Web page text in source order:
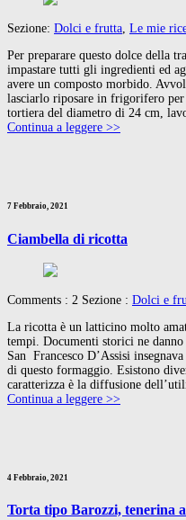
Sezione: Dolci e frutta, Le mie
Per preparare questo dolce della
impastare tutti gli ingredienti ed
avere un composto morbido.
lasciarlo riposare in frigorifero
tortiera del diametro di 24 cm,
Continua a leggere >>
7 Febbraio, 2021
Ciambella di ricotta
Comments : 2 Sezione : Dolci e
La ricotta è un latticino molto
tempi. Documenti storici ne
San Francesco D’Assisi
di questo formaggio. Esistono
caratterizza è la diffusione
Continua a leggere >>
4 Febbraio, 2021
Torta tipo Barozzi, tenerina